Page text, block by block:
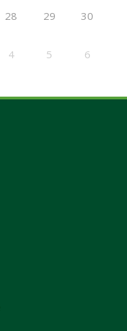
28 29 30
4 5 6